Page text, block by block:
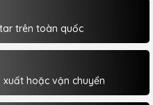
trên toàn quốc
hoặc vận chuyển